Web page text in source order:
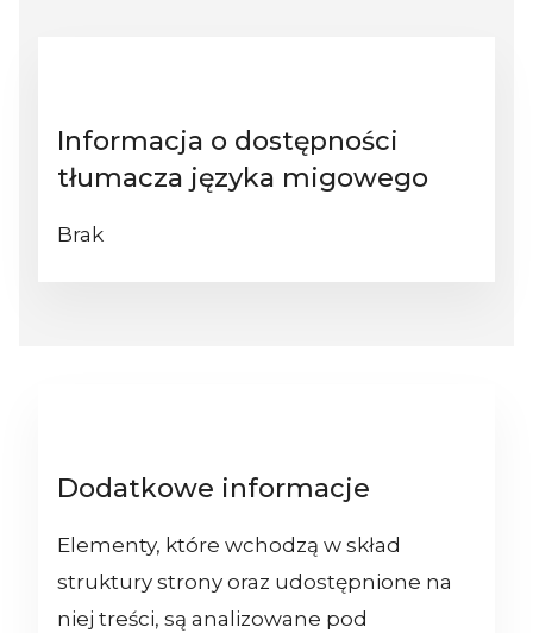
Informacja o dostępności
tłumacza języka migowego
Brak
Dodatkowe informacje
Elementy, które wchodzą w skład
struktury strony oraz udostępnione na
niej treści, są analizowane pod